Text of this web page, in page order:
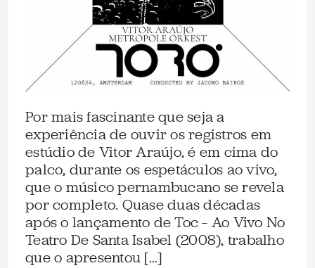
Por mais fascinante que seja a
experiência de ouvir os registros em
estúdio de Vitor Araújo, é em cima do
palco, durante os espetáculos ao vivo,
que o músico pernambucano se revela
por completo. Quase duas décadas
após o lançamento de Toc – Ao Vivo No
Teatro De Santa Isabel (2008), trabalho
que o apresentou […]